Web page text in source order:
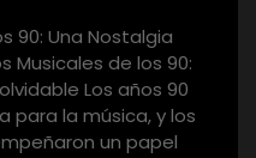
90: Una Nostalgia
Musicales de los 90:
Los años 90
para la música, y los
un papel